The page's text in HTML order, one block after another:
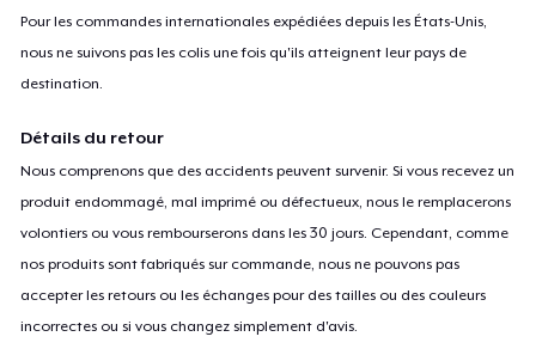
Pour les commandes internationales expédiées depuis les États-Unis,
nous ne suivons pas les colis une fois qu'ils atteignent leur pays de
destination.
Détails du retour
Nous comprenons que des accidents peuvent survenir. Si vous recevez un
produit endommagé, mal imprimé ou défectueux, nous le remplacerons
volontiers ou vous rembourserons dans les 30 jours. Cependant, comme
nos produits sont fabriqués sur commande, nous ne pouvons pas
accepter les retours ou les échanges pour des tailles ou des couleurs
incorrectes ou si vous changez simplement d'avis.